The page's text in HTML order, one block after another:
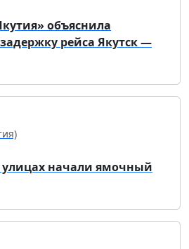
объяснила
рейса Якутск —
улицах начали ямочный